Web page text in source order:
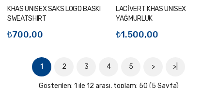
KHAS UNISEX SAKS LOGO BASKI
SWEATSHIRT
₺700,00
LACİVERT KHAS UNISEX
YAĞMURLUK
₺1.500,00
1 2 3 4 5 > >|
Gösterilen: 1 ile 12 arası, toplam: 50 (5 Sayfa)